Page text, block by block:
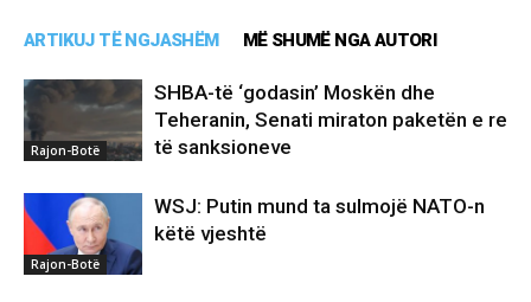
ARTIKUJ TË NGJASHËM MË SHUMË NGA AUTORI
Rajon-Botë
SHBA-të ‘godasin’ Moskën dhe
Teheranin, Senati miraton paketën e re
të sanksioneve
Rajon-Botë
WSJ: Putin mund ta sulmojë NATO-n
këtë vjeshtë